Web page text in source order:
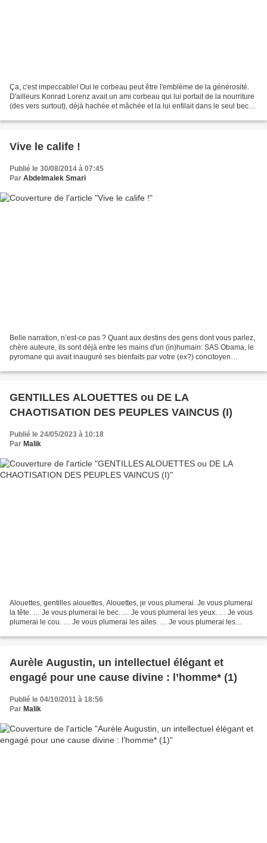
Ça, c'est impeccable! Oui le corbeau peut être l'emblème de la générosité.
D'ailleurs Konrad Lorenz avait un ami corbeau qui lui portait de la nourriture
(des vers surtout), déjà hachée et mâchée et la lui enfilait dans le seul bec
Vive le calife !
Publié le 30/08/2014 à 07:45
Par Abdelmalek Smari
Belle narration, n’est-ce pas ? Quant aux destins des gens dont vous parlez,
chère auteure, ils sont déjà entre les mains d'un (in)humain: SAS Obama, le
pyromane qui avait inauguré ses bienfaits par votre (ex?) concitoyen
GENTILLES ALOUETTES ou DE LA
CHAOTISATION DES PEUPLES VAINCUS (I)
Publié le 24/05/2023 à 10:18
Par Malik
Alouettes, gentilles alouettes, Alouettes, je vous plumerai. Je vous plumerai
la tête. … Je vous plumerai le bec. … Je vous plumerai les yeux. … Je vous
plumerai le cou. … Je vous plumerai les ailes. … Je vous plumerai les
Aurèle Augustin, un intellectuel élégant et
engagé pour une cause divine : l’homme* (1)
Publié le 04/10/2011 à 18:56
Par Malik